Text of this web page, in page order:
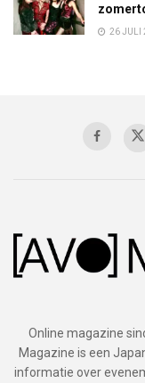
26 JULI
Online magazine
Magazine is een
informatie over